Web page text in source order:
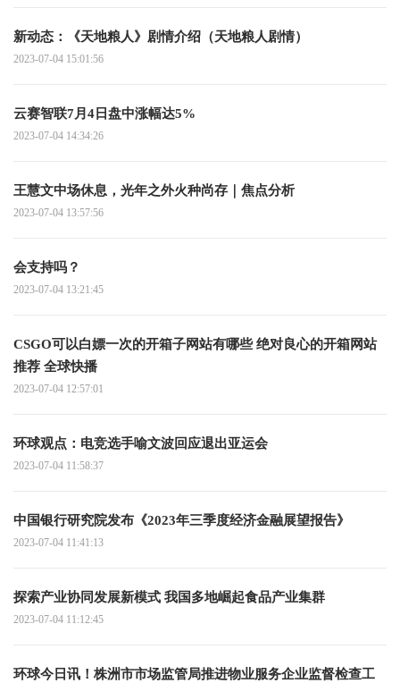
新动态：《天地粮人》剧情介绍（天地粮人剧情）
2023-07-04 15:01:56
云赛智联7月4日盘中涨幅达5%
2023-07-04 14:34:26
王慧文中场休息，光年之外火种尚存｜焦点分析
2023-07-04 13:57:56
会支持吗？
2023-07-04 13:21:45
CSGO可以白嫖一次的开箱子网站有哪些 绝对良心的开箱网站
推荐 全球快播
2023-07-04 12:57:01
环球观点：电竞选手喻文波回应退出亚运会
2023-07-04 11:58:37
中国银行研究院发布《2023年三季度经济金融展望报告》
2023-07-04 11:41:13
探索产业协同发展新模式 我国多地崛起食品产业集群
2023-07-04 11:12:45
环球今日讯！株洲市市场监管局推进物业服务企业监督检查工